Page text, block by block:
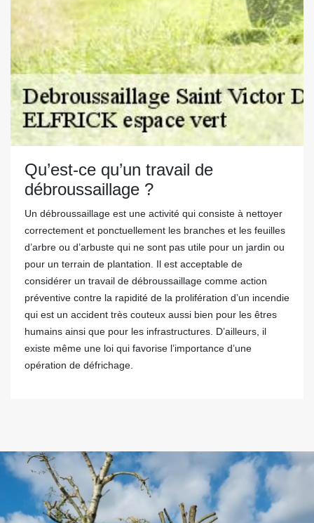
Qu’est-ce qu’un travail de
débroussaillage ?
Un débroussaillage est une activité qui consiste à nettoyer
correctement et ponctuellement les branches et les feuilles
d’arbre ou d’arbuste qui ne sont pas utile pour un jardin ou
pour un terrain de plantation. Il est acceptable de
considérer un travail de débroussaillage comme action
préventive contre la rapidité de la prolifération d’un incendie
qui est un accident très couteux aussi bien pour les êtres
humains ainsi que pour les infrastructures. D’ailleurs, il
existe même une loi qui favorise l’importance d’une
opération de défrichage.